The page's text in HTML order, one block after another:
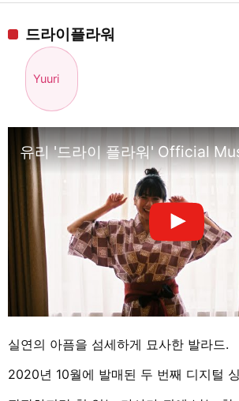
드라이플라워
Yuuri
유리 '드라이 플라워' Official
실연의 아픔을 섬세하게 묘사한 발라드.
2020년 10월에 발매된 두 번째 디지털